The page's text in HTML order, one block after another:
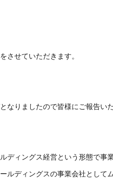
させていただきます。
なりましたので皆様にご報告いた
ディングス経営という形態で事
ルディングスの事業会社として